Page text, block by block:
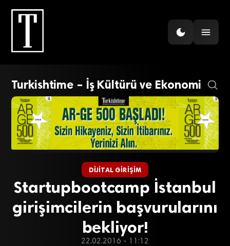
Turkishtime – İş Kültürü ve Ekonomi
DIJITAL GIRIŞIM
Startupbootcamp İstanbul
girişimcilerin başvurularını
bekliyor!
22.02.2016 - 11:12